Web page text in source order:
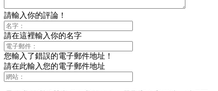
請輸入你的評論！
請在這裡輸入你的名字
您輸入了錯誤的電子郵件地址！
請在此輸入您的電子郵件地址